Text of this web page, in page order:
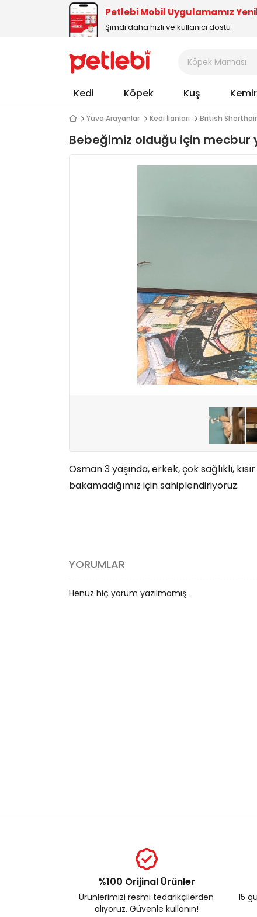
Petlebi Mobil Uygulamamız
Şimdi daha hızlı ve kullanıcı dostu
Kedi Köpek Kuş
Yuva Arayanlar Kedi İlanları British Shorthair
Bebeğimiz olduğu için mecbur
Osman 3 yaşında, erkek, çok sağlıklı,
bakamadığımız için sahiplendiriyoruz.
YORUMLAR
Henüz hiç yorum yazılmamış.
%100 Orijinal Ürünler
Ürünlerimizi resmi tedarikçilerden
alıyoruz. Güvenle kullanın!
15